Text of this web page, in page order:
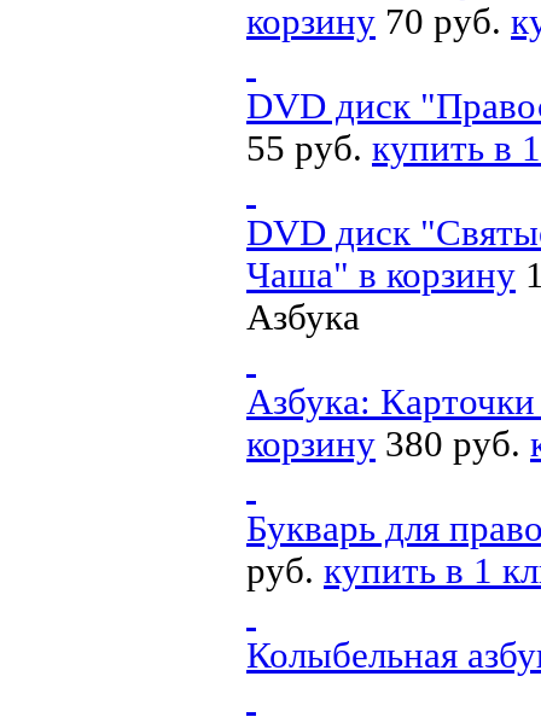
корзину 70 руб.
DVD диск
55 руб. купить в
DVD диск
Чаша" в корзину
Азбука
Азбука:
корзину 380 руб.
Букварь для
руб. купить в 1
Колыбельная